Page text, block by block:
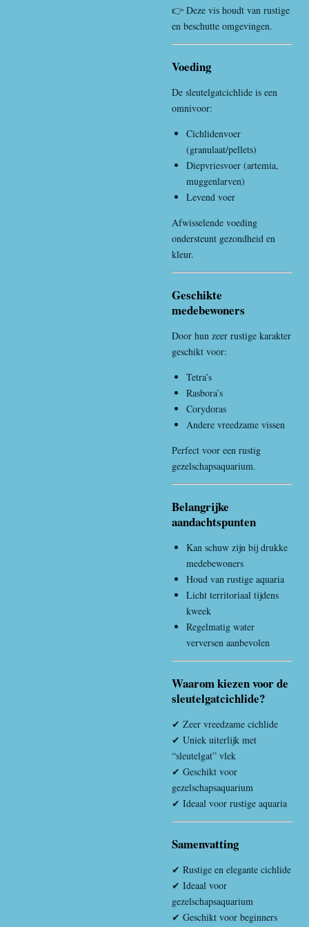
👉 Deze vis houdt van rustige
en beschutte omgevingen.
Voeding
De sleutelgatcichlide is een
omnivoor:
Cichlidenvoer
(granulaat/pellets)
Diepvriesvoer (artemia,
muggenlarven)
Levend voer
Afwisselende voeding
ondersteunt gezondheid en
kleur.
Geschikte
medebewoners
Door hun zeer rustige karakter
geschikt voor:
Tetra’s
Rasbora’s
Corydoras
Andere vreedzame vissen
Perfect voor een rustig
gezelschapsaquarium.
Belangrijke
aandachtspunten
Kan schuw zijn bij drukke
medebewoners
Houd van rustige aquaria
Licht territoriaal tijdens
kweek
Regelmatig water
verversen aanbevolen
Waarom kiezen voor de
sleutelgatcichlide?
✔ Zeer vreedzame cichlide
✔ Uniek uiterlijk met
“sleutelgat” vlek
✔ Geschikt voor
gezelschapsaquarium
✔ Ideaal voor rustige aquaria
Samenvatting
✔ Rustige en elegante cichlide
✔ Ideaal voor
gezelschapsaquarium
✔ Geschikt voor beginners